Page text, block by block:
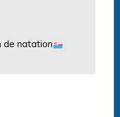
de natation